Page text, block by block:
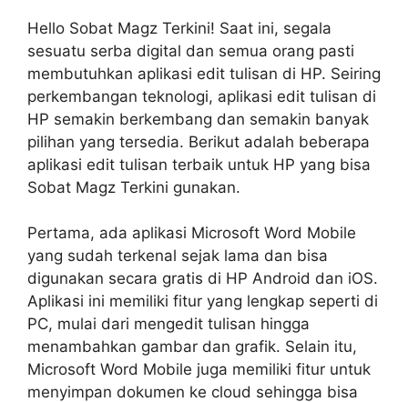
Hello Sobat Magz Terkini! Saat ini, segala
sesuatu serba digital dan semua orang pasti
membutuhkan aplikasi edit tulisan di HP. Seiring
perkembangan teknologi, aplikasi edit tulisan di
HP semakin berkembang dan semakin banyak
pilihan yang tersedia. Berikut adalah beberapa
aplikasi edit tulisan terbaik untuk HP yang bisa
Sobat Magz Terkini gunakan.
Pertama, ada aplikasi Microsoft Word Mobile
yang sudah terkenal sejak lama dan bisa
digunakan secara gratis di HP Android dan iOS.
Aplikasi ini memiliki fitur yang lengkap seperti di
PC, mulai dari mengedit tulisan hingga
menambahkan gambar dan grafik. Selain itu,
Microsoft Word Mobile juga memiliki fitur untuk
menyimpan dokumen ke cloud sehingga bisa